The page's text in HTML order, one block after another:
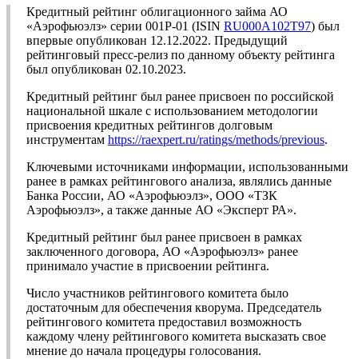
Кредитный рейтинг облигационного займа АО
«Аэрофьюэлз» серии 001P-01 (ISIN RU000A102T97) был
впервые опубликован 12.12.2022. Предыдущий
рейтинговый пресс-релиз по данному объекту рейтинга
был опубликован 02.10.2023.
Кредитный рейтинг был ранее присвоен по российской
национальной шкале с использованием методологии
присвоения кредитных рейтингов долговым
инструментам https://raexpert.ru/ratings/methods/previous.
Ключевыми источниками информации, использованными
ранее в рамках рейтингового анализа, являлись данные
Банка России, АО «Аэрофьюэлз», ООО «ТЗК
Аэрофьюэлз», а также данные АО «Эксперт РА».
Кредитный рейтинг был ранее присвоен в рамках
заключенного договора, АО «Аэрофьюэлз» ранее
принимало участие в присвоении рейтинга.
Число участников рейтингового комитета было
достаточным для обеспечения кворума. Председатель
рейтингового комитета предоставил возможность
каждому члену рейтингового комитета высказать свое
мнение до начала процедуры голосования.